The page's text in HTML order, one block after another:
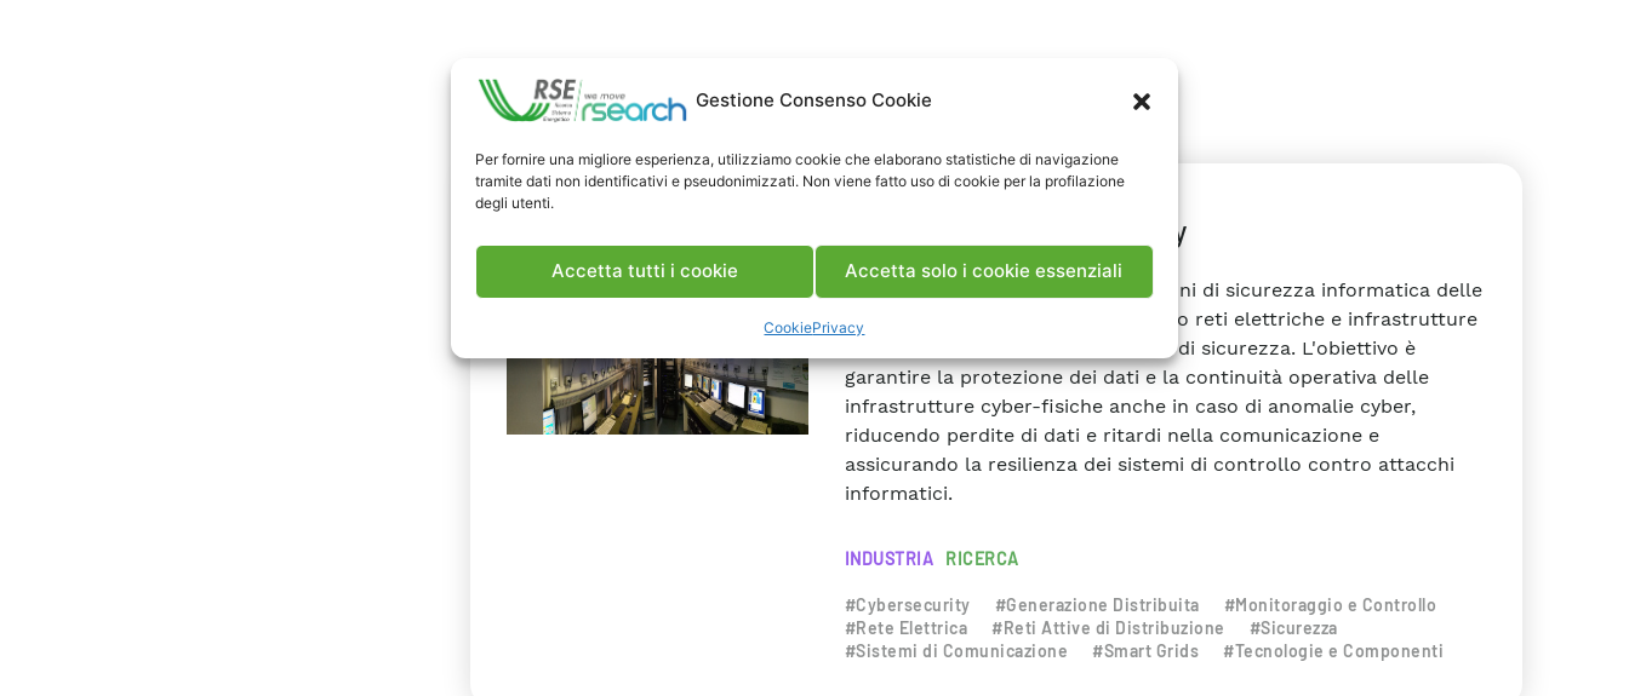
Gestione Consenso Cookie
Per fornire una migliore esperienza, utilizziamo cookie che elaborano statistiche di navigazione
tramite dati non identificativi e pseudonimizzati. Non viene fatto uso di cookie per la profilazione
degli utenti.
Accetta tutti i cookie Accetta solo i cookie essenziali
CookiePrivacy
Info correlate
COMPONENTI ELETTRICI
Laboratorio Cyber Security
Il laboratorio si occupa di valutazioni di sicurezza informatica delle
infrastrutture digitali che governano reti elettriche e infrastrutture
energetiche e del testing di misure di sicurezza. L'obiettivo è
garantire la protezione dei dati e la continuità operativa delle
infrastrutture cyber-fisiche anche in caso di anomalie cyber,
riducendo perdite di dati e ritardi nella comunicazione e
assicurando la resilienza dei sistemi di controllo contro attacchi
informatici.
INDUSTRIA RICERCA
#Cybersecurity #Generazione Distribuita
#Monitoraggio e Controllo
#Rete Elettrica
#Reti Attive di Distribuzione
#Sicurezza
#Sistemi di Comunicazione
#Smart Grids #Tecnologie e Componenti